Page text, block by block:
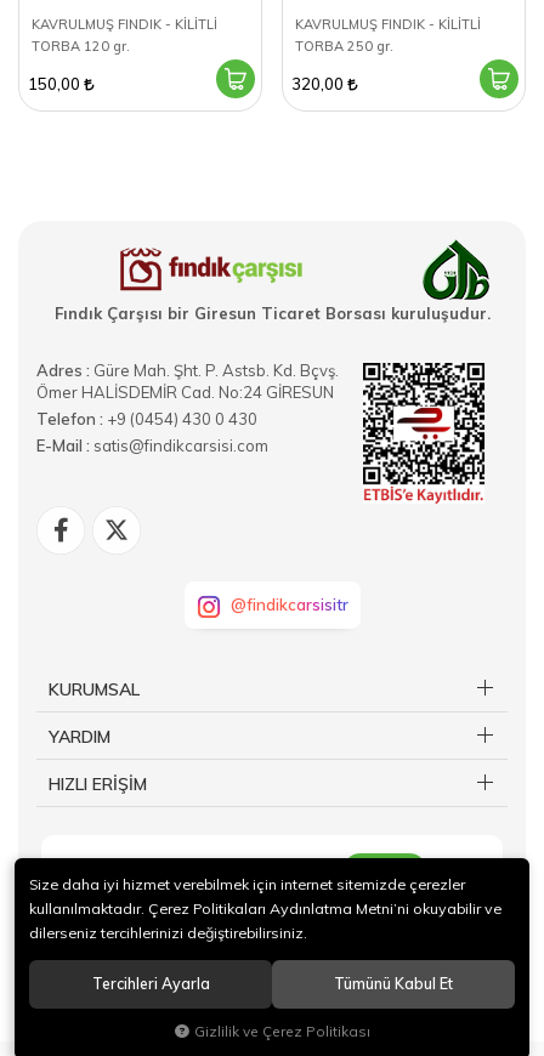
KAVRULMUŞ FINDIK - KİLİTLİ
TORBA 120 gr.
150,00
KAVRULMUŞ FINDIK - KİLİTLİ
TORBA 250 gr.
320,00
Fındık Çarşısı bir Giresun Ticaret Borsası kuruluşudur.
Adres : Güre Mah. Şht. P. Astsb. Kd. Bçvş.
Ömer HALİSDEMİR Cad. No:24 GİRESUN
Telefon : +9 (0454) 430 0 430
E-Mail : satis@findikcarsisi.com
@findikcarsisitr
KURUMSAL
YARDIM
HIZLI ERİŞİM
© 2024 Giresun Ticaret Borsası İktisadi İşletmesi Tüm hakları saklıdır.
Size daha iyi hizmet verebilmek için internet sitemizde çerezler
kullanılmaktadır. Çerez Politikaları Aydınlatma Metni’ni okuyabilir ve
dilerseniz tercihlerinizi değiştirebilirsiniz.
Tercihleri Ayarla Tümünü Kabul Et
Gizlilik ve Çerez Politikası